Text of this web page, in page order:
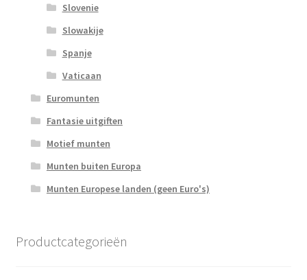
Slovenie
Slowakije
Spanje
Vaticaan
Euromunten
Fantasie uitgiften
Motief munten
Munten buiten Europa
Munten Europese landen (geen Euro's)
Productcategorieën